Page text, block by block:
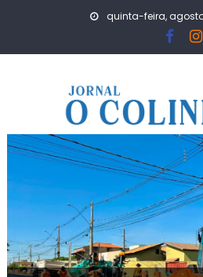
quinta-feira,